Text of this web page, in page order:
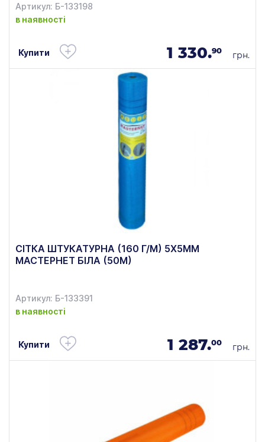
Артикул: Б-133198
в наявності
Купити 1 330.90 грн.
СІТКА ШТУКАТУРНА (160 Г/М) 5Х5ММ
МАСТЕРНЕТ БІЛА (50М)
Артикул: Б-133391
в наявності
Купити 1 287.00 грн.